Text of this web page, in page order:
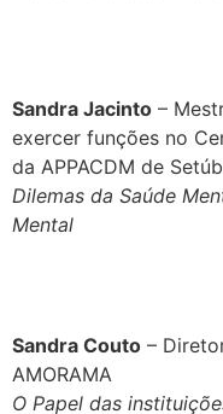
Sandra Jacinto –
exercer funções no
da APPACDM de
Dilemas da Saúde
Mental
Sandra Couto –
AMORAMA
O Papel das